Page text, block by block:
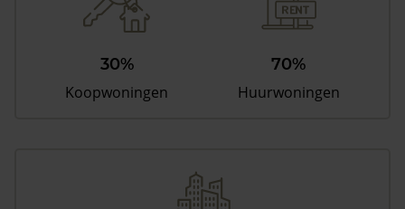
30%
Koopwoningen
70%
Huurwoningen